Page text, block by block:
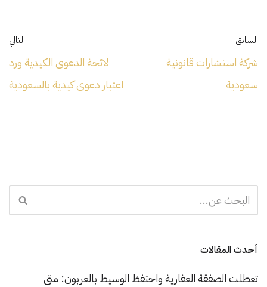
السابق
شركة استشارات قانونية
سعودية
التالي
لائحة الدعوى الكيدية ورد
اعتبار دعوى كيدية بالسعودية
أحدث المقالات
تعطلت الصفقة العقارية واحتفظ الوسيط بالعربون: متى